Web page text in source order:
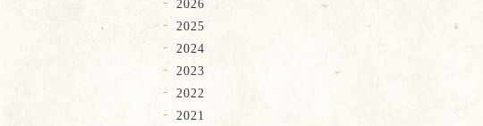
2026
2025
2024
2023
2022
2021